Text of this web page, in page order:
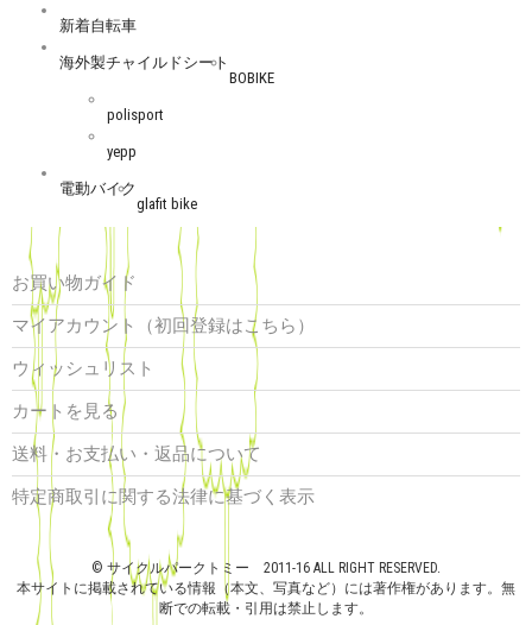
新着自転車
海外製チャイルドシート
BOBIKE
polisport
yepp
電動バイク
glafit bike
お買い物ガイド
マイアカウント（初回登録はこちら）
ウィッシュリスト
カートを見る
送料・お支払い・返品について
特定商取引に関する法律に基づく表示
© サイクルパークトミー 2011-16 ALL RIGHT RESERVED.
本サイトに掲載されている情報（本文、写真など）には著作権があります。無
断での転載・引用は禁止します。